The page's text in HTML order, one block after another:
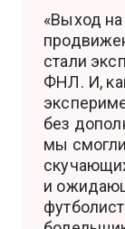
«Выход
стали
ФНЛ. И,
без
мы
и